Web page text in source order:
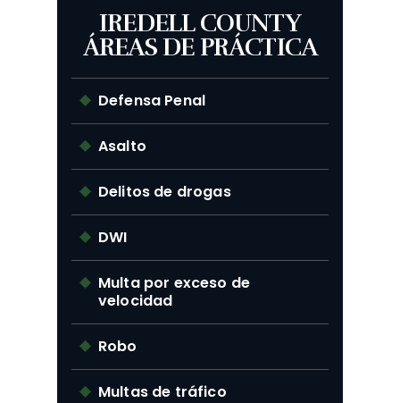
IREDELL COUNTY
ÁREAS DE PRÁCTICA
Defensa Penal
Asalto
Delitos de drogas
DWI
Multa por exceso de
velocidad
Robo
Multas de tráfico